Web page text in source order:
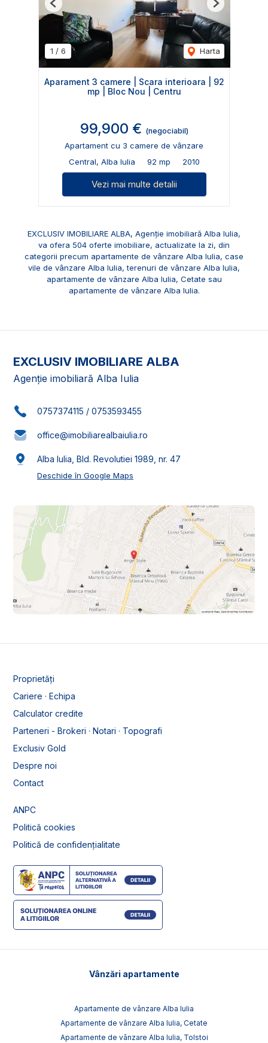
1 / 6 Harta
Previous Next
Aparament 3 camere | Scara interioara | 92
mp | Bloc Nou | Centru
99,900 € (negociabil)
Apartament cu 3 camere de vânzare
Central, Alba Iulia
92 mp 2010
Vezi mai multe detalii
EXCLUSIV IMOBILIARE ALBA, Agenție imobiliară Alba Iulia,
va ofera 504 oferte imobiliare, actualizate la zi, din
categorii precum apartamente de vânzare Alba Iulia, case
vile de vânzare Alba Iulia,terenuri de vânzare Alba Iulia,
apartamente de vânzare Alba Iulia, Cetate sau
apartamente de vânzare Alba Iulia.
EXCLUSIV IMOBILIARE ALBA
Agenție imobiliară Alba Iulia
0757374115 / 0753593455
office@imobiliarealbaiulia.ro
Alba Iulia, Bld. Revolutiei 1989, nr. 47
Deschide în Google Maps
Proprietăți
Cariere · Echipa
Calculator credite
Parteneri - Brokeri · Notari · Topografi
Exclusiv Gold
Despre noi
Contact
ANPC
Politică cookies
Politică de confidențialitate
Vânzări apartamente
Apartamente de vânzare Alba Iulia
Apartamente de vânzare Alba Iulia, Cetate
Apartamente de vânzare Alba Iulia, Tolstoi